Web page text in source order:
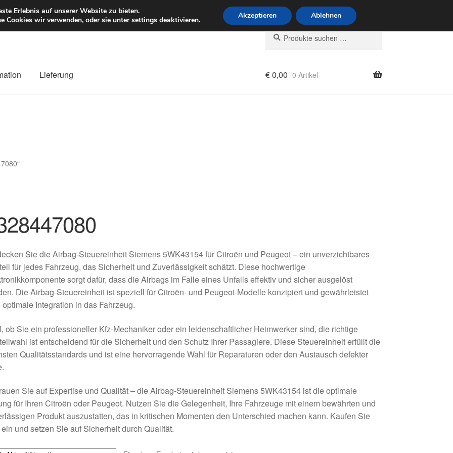
EUR Mo–Fr 9–16 Uhr · 0175 7465658
Suchen
nach:
Suchen
Lieferung €0,00 0 Artikel
Sie die Airbag-Steuereinheit Siemens 5WK43154 für Citroën und Peugeot – ein unverzichtbares
für jedes Fahrzeug, das Sicherheit und Zuverlässigkeit schätzt. Diese hochwertige
sorgt dafür, dass die Airbags im Falle eines Unfalls effektiv und sicher ausgelöst
Die Airbag-Steuereinheit ist speziell für Citroën- und Peugeot-Modelle konzipiert und gewährleistet
Integration in das Fahrzeug.
ob Sie ein professioneller Kfz-Mechaniker oder ein leidenschaftlicher Heimwerker sind, die richtige
ist entscheidend für die Sicherheit und den Schutz Ihrer Passagiere. Diese Steuereinheit erfüllt die
Qualitätsstandards und ist eine hervorragende Wahl für Reparaturen oder den Austausch defekter
Sie auf Expertise und Qualität – die Airbag-Steuereinheit Siemens 5WK43154 ist die optimale
für Ihren Citroën oder Peugeot. Nutzen Sie die Gelegenheit, Ihre Fahrzeuge mit einem bewährten und
Produkt auszustatten, das in kritischen Momenten den Unterschied machen kann. Kaufen Sie
und setzen Sie auf Sicherheit durch Qualität.
Erlebnis auf unserer Website zu bieten.
Cookies wir verwenden, oder sie untersettings deaktivieren. Akzeptieren Ablehnen